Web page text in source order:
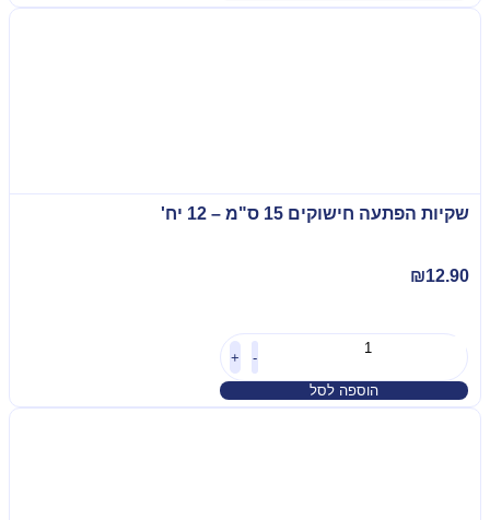
שקיות הפתעה חישוקים 15 ס"מ – 12 יח'
₪12.90
-
+
הוספה לסל